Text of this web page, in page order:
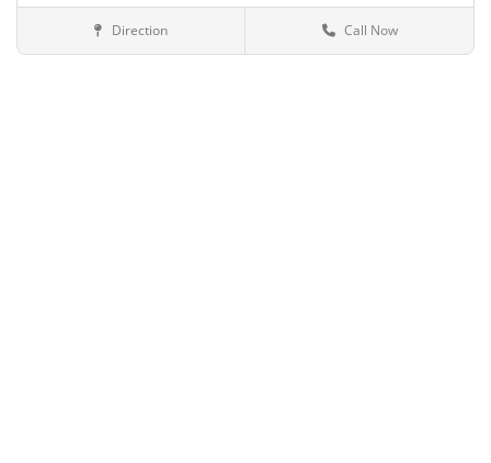
Salud y belleza
Direction Call Now